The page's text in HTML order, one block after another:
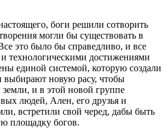
боги решили сотворить
могли бы существовать в
это было бы справедливо, и все
технологическими достижениями
единой системой, которую создали
новую расу, чтобы
земли, и в этой новой группе
людей, Ален, его друзья и
встретили свой черед, дабы быть
площадку богов.